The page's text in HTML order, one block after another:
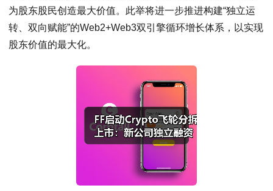
为股东股民创造最大价值。此举将进一步推进构建“独立运
转、双向赋能”的Web2+Web3双引擎循环增长体系，以实现
股东价值的最大化。